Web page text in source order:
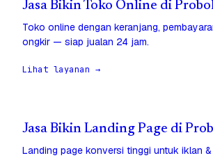
Jasa Bikin Toko Online di
Toko online dengan keranjang,
ongkir — siap jualan 24 jam.
Lihat layanan →
Jasa Bikin Landing Page di
Landing page konversi tinggi untuk iklan